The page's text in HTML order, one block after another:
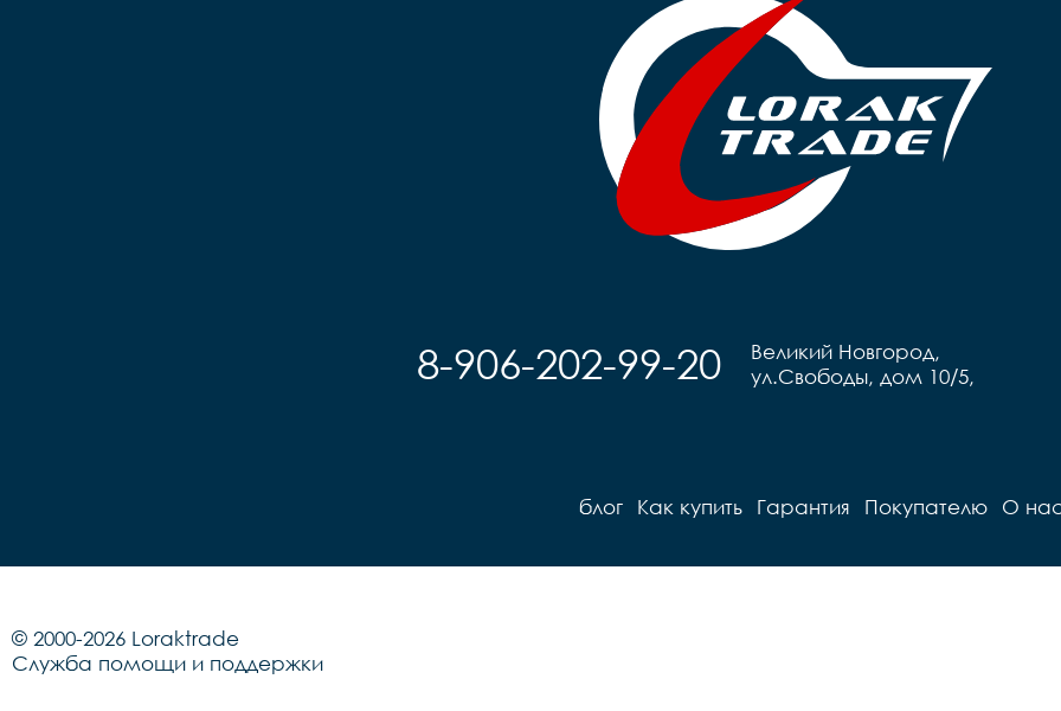
Великий Новгород,
ул.Свободы, дом 10/5,
8-906-202-99-20
блог Как купить Гарантия Покупателю О
© 2000-2026 Loraktrade
Служба помощи и поддержки